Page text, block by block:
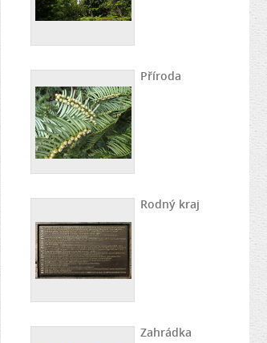
Příroda
Rodný kraj
Zahrádka